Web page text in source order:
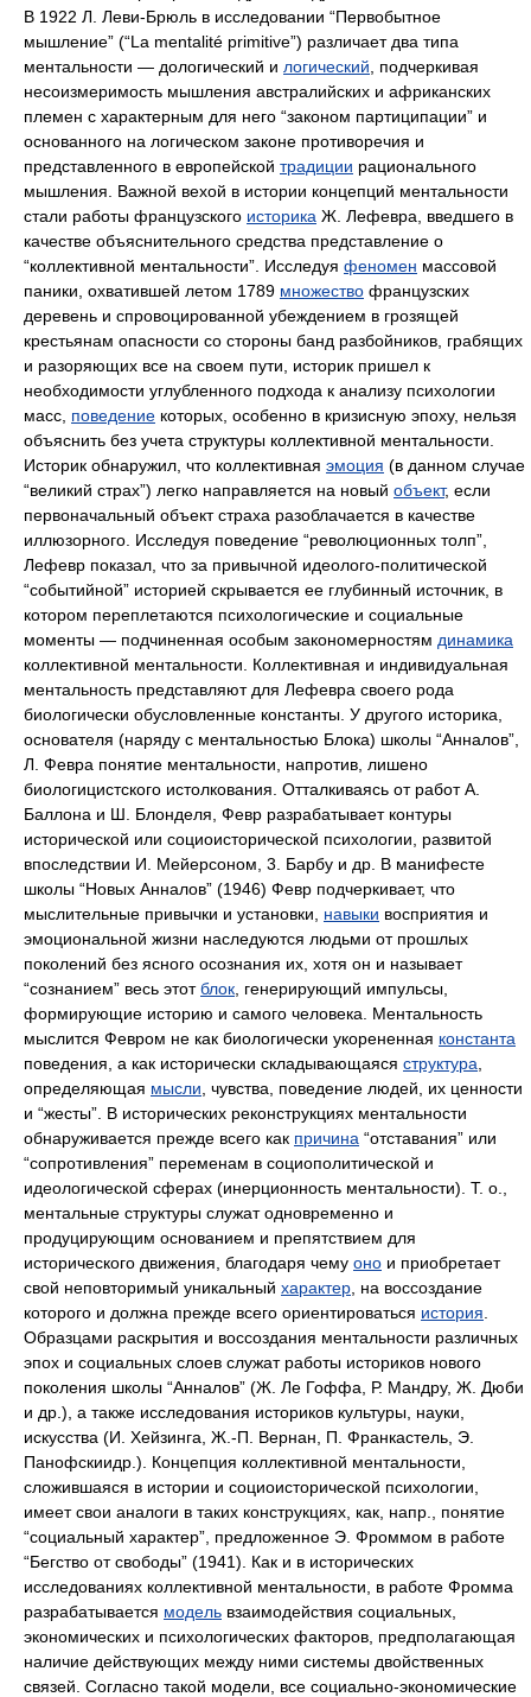
В 1922 Л. Леви-Брюль в исследовании “Первобытное
мышление” (“La mentalité primitive”) различает два типа
ментальности — дологический и логический , подчеркивая
несоизмеримость мышления австралийских и африканских
племен с характерным для него “законом партиципации” и
основанного на логическом законе противоречия и
представленного в европейской традиции рационального
мышления. Важной вехой в истории концепций ментальности
стали работы французского историка Ж. Лефевра, введшего в
качестве объяснительного средства представление о
“коллективной ментальности”. Исследуя феномен массовой
паники, охватившей летом 1789 множество французских
деревень и спровоцированной убеждением в грозящей
крестьянам опасности со стороны банд разбойников, грабящих
и разоряющих все на своем пути, историк пришел к
необходимости углубленного подхода к анализу психологии
масс, поведение которых, особенно в кризисную эпоху, нельзя
объяснить без учета структуры коллективной ментальности.
Историк обнаружил, что коллективная эмоция (в данном случае
“великий страх”) легко направляется на новый объект, если
первоначальный объект страха разоблачается в качестве
иллюзорного. Исследуя поведение “революционных толп”,
Лефевр показал, что за привычной идеолого-политической
“событийной” историей скрывается ее глубинный источник, в
котором переплетаются психологические и социальные
моменты — подчиненная особым закономерностям динамика
коллективной ментальности. Коллективная и индивидуальная
ментальность представляют для Лефевра своего рода
биологически обусловленные константы. У другого историка,
основателя (наряду с ментальностью Блока) школы “Анналов”,
Л. Февра понятие ментальности, напротив, лишено
биологицистского истолкования. Отталкиваясь от работ А.
Баллона и Ш. Блонделя, Февр разрабатывает контуры
исторической или социоисторической психологии, развитой
впоследствии И. Мейерсоном, 3. Барбу и др. В манифесте
школы “Новых Анналов” (1946) Февр подчеркивает, что
мыслительные привычки и установки, навыки восприятия и
эмоциональной жизни наследуются людьми от прошлых
поколений без ясного осознания их, хотя он и называет
“сознанием” весь этотблок , генерирующий импульсы,
формирующие историю и самого человека. Ментальность
мыслится Февром не как биологически укорененная константа
поведения, а как исторически складывающаяся структура
определяющая мысли , чувства, поведение людей, их ценности
и “жесты”. В исторических реконструкциях ментальности
обнаруживается прежде всего как причина “отставания” или
“сопротивления” переменам в социополитической и
идеологической сферах (инерционность ментальности). Т. о.,
ментальные структуры служат одновременно и
продуцирующим основанием и препятствием для
исторического движения, благодаря чему оно и приобретает
свой неповторимый уникальный характер , на воссоздание
которого и должна прежде всего ориентироваться история
Образцами раскрытия и воссоздания ментальности различных
эпох и социальных слоев служат работы историков нового
поколения школы “Анналов” (Ж. Ле Гоффа, Р. Мандру, Ж. Дюби
и др.), а также исследования историков культуры, науки,
искусства (И. Хейзинга, Ж.-П. Вернан, П. Франкастель, Э.
Панофскиидр.). Концепция коллективной ментальности,
сложившаяся в истории и социоисторической психологии,
имеет свои аналоги в таких конструкциях, как, напр., понятие
“социальный характер”, предложенное Э. Фроммом в работе
“Бегство от свободы” (1941). Как и в исторических
исследованиях коллективной ментальности, в работе Фромма
разрабатывается модель взаимодействия социальных,
экономических и психологических факторов, предполагающая
наличие действующих между ними системы двойственных
связей. Согласно такой модели, все социально-экономические